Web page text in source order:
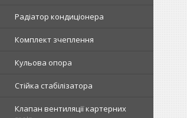
Радіатор кондиціонера
Комплект зчеплення
Кульова опора
Стійка стабілізатора
Клапан вентиляції картерних